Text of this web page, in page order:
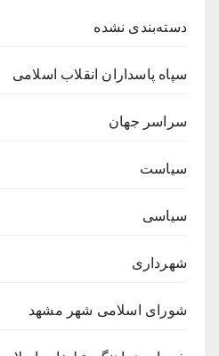
دسته‌بندی نشده
سپاه پاسداران انقلاب اسلامی
سراسر جهان
سیاست
سیاسی
شهرداری
شورای اسلامی شهر مشهد